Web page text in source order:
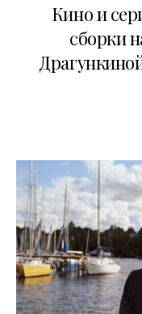
Кино и
сборки